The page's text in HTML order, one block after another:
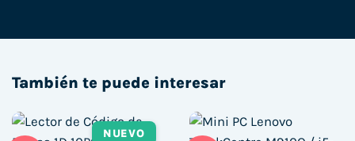
También te puede interesar
NUEVO